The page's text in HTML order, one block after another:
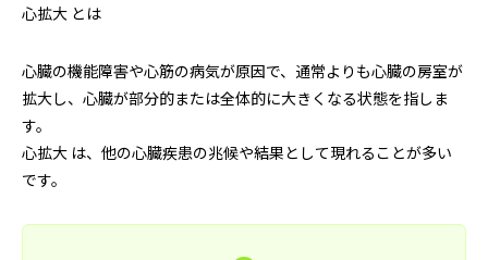
心拡大 とは
心臓の機能障害や心筋の病気が原因で、通常よりも心臓の房室が
拡大し、心臓が部分的または全体的に大きくなる状態を指しま
す。
心拡大 は、他の心臓疾患の兆候や結果として現れることが多い
です。